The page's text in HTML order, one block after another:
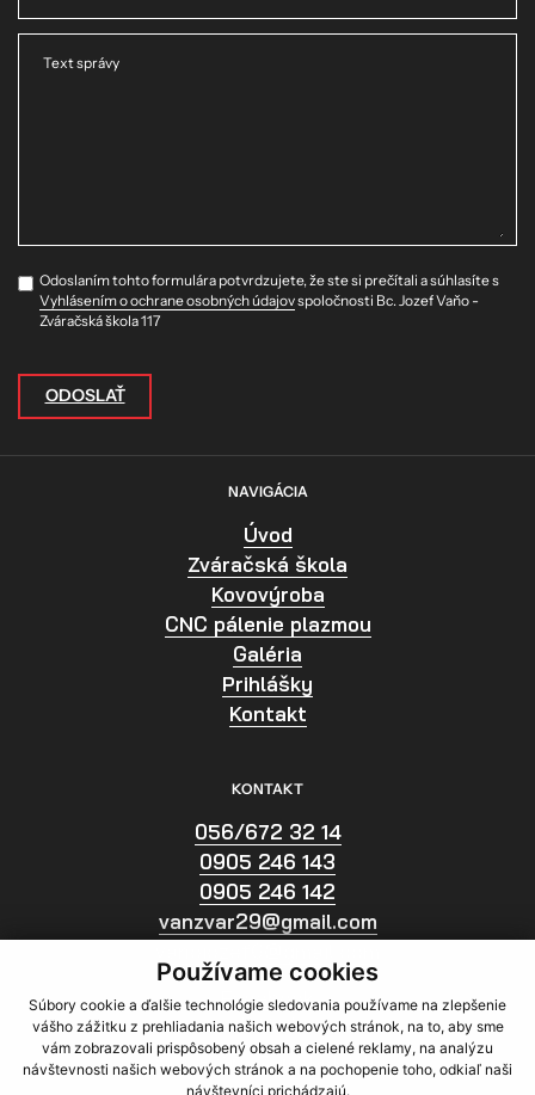
Používame cookies
Súbory cookie a ďalšie technológie sledovania používame na zlepšenie
vášho zážitku z prehliadania našich webových stránok, na to, aby sme
vám zobrazovali prispôsobený obsah a cielené reklamy, na analýzu
návštevnosti našich webových stránok a na pochopenie toho, odkiaľ naši
návštevníci prichádzajú.
Text správy
Odoslaním tohto formulára potvrdzujete, že ste si prečítali a súhlasíte s
Vyhlásením o ochrane osobných údajovspoločnosti Bc. Jozef Vaňo -
Zváračská škola 117
ODOSLAŤ
NAVIGÁCIA
Úvod
Zváračská škola
Kovovýroba
CNC pálenie plazmou
Galéria
Prihlášky
Kontakt
KONTAKT
056/672 32 14
0905 246 143
0905 246 142
vanzvar29@gmail.com
Facebook
ADRESA
Bc. Jozef Vaňo - Zváračská škola 117